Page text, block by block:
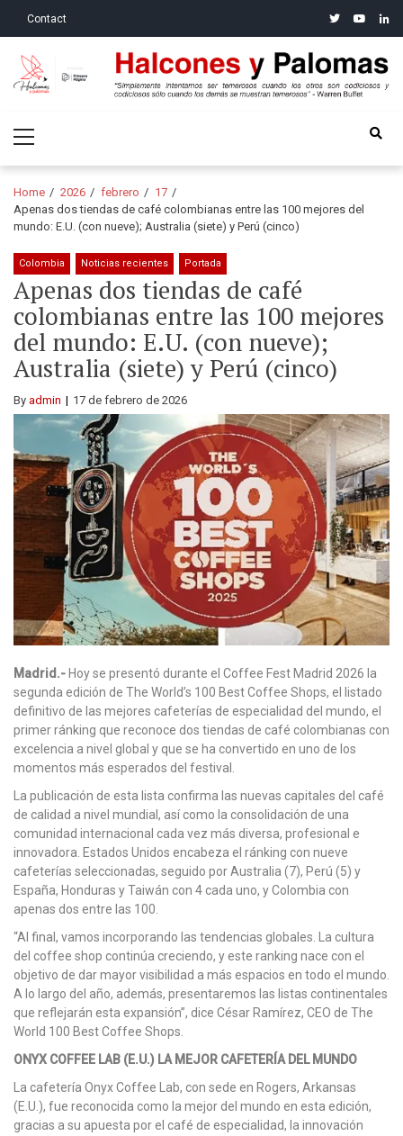
Contact twitteryoutube
Halcones y Palomas
Menu
Home 2026 febrero
17
Apenas dos tiendas de café colombianas entre las 100 mejores del
mundo: E.U. (con nueve); Australia (siete) y Perú (cinco)
Colombia Noticias recientes Portada
Apenas dos tiendas de café
colombianas entre las 100 mejores
del mundo: E.U. (con nueve);
Australia (siete) y Perú (cinco)
By admin 17 de febrero de 2026
Madrid.- Hoy se presentó durante el Coffee Fest Madrid 2026 la
segunda edición de The World’s 100 Best Coffee Shops, el listado
definitivo de las mejores cafeterías de especialidad del mundo, el
primer ránking que reconoce dos tiendas de café colombianas con
excelencia a nivel global y que se ha convertido en uno de los
momentos más esperados del festival.
La publicación de esta lista confirma las nuevas capitales del café
de calidad a nivel mundial, así como la consolidación de una
comunidad internacional cada vez más diversa, profesional e
innovadora. Estados Unidos encabeza el ránking con nueve
cafeterías seleccionadas, seguido por Australia (7), Perú (5) y
España, Honduras y Taiwán con 4 cada uno, y Colombia con
apenas dos entre las 100.
“Al final, vamos incorporando las tendencias globales. La cultura
del coffee shop continúa creciendo, y este ranking nace con el
objetivo de dar mayor visibilidad a más espacios en todo el mundo.
A lo largo del año, además, presentaremos las listas continentales
que reflejarán esta expansión”, dice César Ramírez, CEO de The
World 100 Best Coffee Shops.
ONYX COFFEE LAB (E.U.) LA MEJOR CAFETERÍA DEL MUNDO
La cafetería Onyx Coffee Lab, con sede en Rogers, Arkansas
(E.U.), fue reconocida como la mejor del mundo en esta edición,
gracias a su apuesta por el café de especialidad, la innovación